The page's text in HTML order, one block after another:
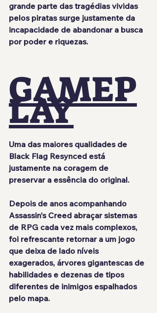
grande parte das tragédias vividas
pelos piratas surge justamente da
incapacidade de abandonar a busca
por poder e riquezas.
GAMEP
LAY
Uma das maiores qualidades de
Black Flag Resynced está
justamente na coragem de
preservar a essência do original.
Depois de anos acompanhando
Assassin's Creed abraçar sistemas
de RPG cada vez mais complexos,
foi refrescante retornar a um jogo
que deixa de lado níveis
exagerados, árvores gigantescas de
habilidades e dezenas de tipos
diferentes de inimigos espalhados
pelo mapa.